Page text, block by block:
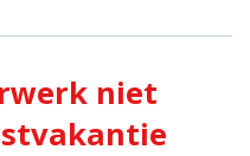
niet